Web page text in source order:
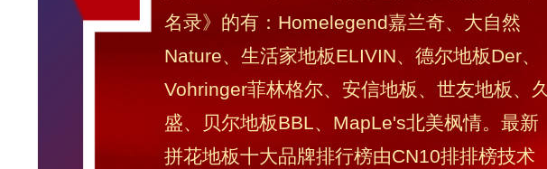
名录》的有：Homelegend嘉兰奇、大自然
Nature、生活家地板ELIVIN、德尔地板Der、
Vohringer菲林格尔、安信地板、世友地板、久
盛、贝尔地板BBL、MapLe's北美枫情。最新
拼花地板十大品牌排行榜由CN10排排榜技术